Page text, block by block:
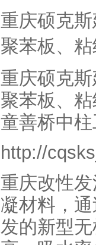
重庆硕克
聚苯板、
重庆硕克
聚苯板、
童善桥中
http://
重庆改性
凝材料，
发的新型